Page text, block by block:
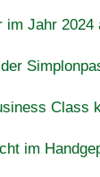
im Jahr 2024
Class
im